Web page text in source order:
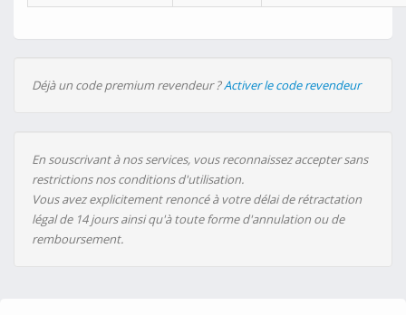
Déjà un code premium revendeur ?Activer le code revendeur
En souscrivant à nos services, vous reconnaissez accepter sans
restrictions nos conditions d'utilisation.
Vous avez explicitement renoncé à votre délai de rétractation
légal de 14 jours ainsi qu'à toute forme d'annulation ou de
remboursement.